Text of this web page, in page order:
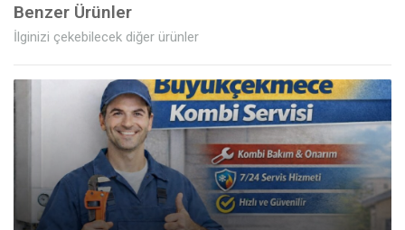
Benzer Ürünler
İlginizi çekebilecek diğer ürünler